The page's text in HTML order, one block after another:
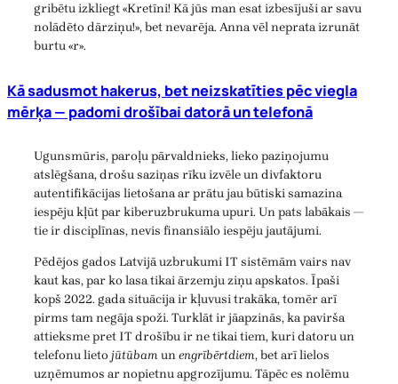
gribētu izkliegt «Kretīni! Kā jūs man esat izbesījuši ar savu
nolādēto dārziņu!», bet nevarēja. Anna vēl neprata izrunāt
burtu «r».
Kā sadusmot hakerus, bet neizskatīties pēc viegla
mērķa — padomi drošībai datorā un telefonā
Ugunsmūris, paroļu pārvaldnieks, lieko paziņojumu
atslēgšana, drošu saziņas rīku izvēle un divfaktoru
autentifikācijas lietošana ar prātu jau būtiski samazina
iespēju kļūt par kiberuzbrukuma upuri. Un pats labākais —
tie ir disciplīnas, nevis finansiālo iespēju jautājumi.
Pēdējos gados Latvijā uzbrukumi IT sistēmām vairs nav
kaut kas, par ko lasa tikai ārzemju ziņu apskatos. Īpaši
kopš 2022. gada situācija ir kļuvusi trakāka, tomēr arī
pirms tam negāja spoži. Turklāt ir jāapzinās, ka pavirša
attieksme pret IT drošību ir ne tikai tiem, kuri datoru un
telefonu lietojūtūbamunengrībērtdiem, bet arī lielos
uzņēmumos ar nopietnu apgrozījumu. Tāpēc es nolēmu